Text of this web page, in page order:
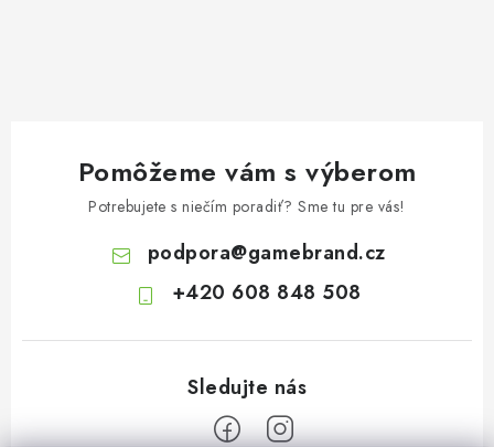
Pomôžeme vám s výberom
Potrebujete s niečím poradiť? Sme tu pre vás!
podpora@gamebrand.cz
+420 608 848 508